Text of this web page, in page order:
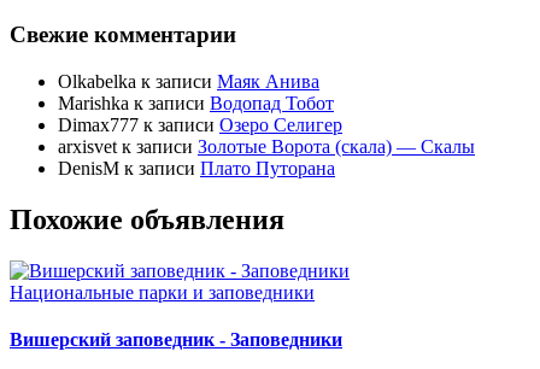
Свежие комментарии
Olkabelka к записи Маяк Анива
Marishka к записи Водопад Тобот
Dimax777 к записи Озеро Селигер
arxisvet к записи Золотые Ворота (скала) — Скалы
DenisM к записи Плато Путорана
Похожие объявления
Национальные парки и заповедники
Вишерский заповедник - Заповедники